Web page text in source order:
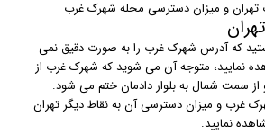
که آدرس شهرک غرب را به صورت دقیق نمی
نمایید، متوجه آن می شوید که شهرک غرب از
سمت شمال به بلوار دادمان ختم می شود.
غرب و میزان دسترسی آن به نقاط دیگر تهران
نمایید.